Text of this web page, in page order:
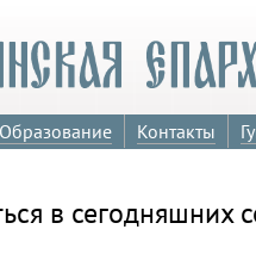
Образование Контакты
в сегодняшних